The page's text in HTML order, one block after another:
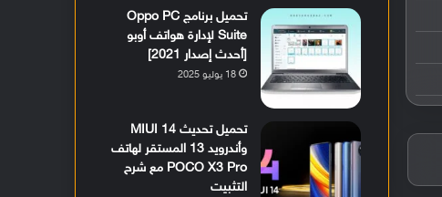
تحميل برنامج Oppo PC
Suite لإدارة هواتف أوبو
[أحدث إصدار 2021]
18 يوليو 2025
تحميل تحديث MIUI 14
وأندرويد 13 المستقر لهاتف
POCO X3 Pro مع شرح
التثبيت